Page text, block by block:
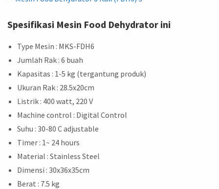
Spesifikasi Mesin Food Dehydrator ini
Type Mesin : MKS-FDH6
Jumlah Rak : 6 buah
Kapasitas : 1-5 kg (tergantung produk)
Ukuran Rak : 28.5x20cm
Listrik : 400 watt, 220 V
Machine control : Digital Control
Suhu : 30-80 C adjustable
Timer : 1~ 24 hours
Material : Stainless Steel
Dimensi : 30x36x35cm
Berat : 7.5 kg